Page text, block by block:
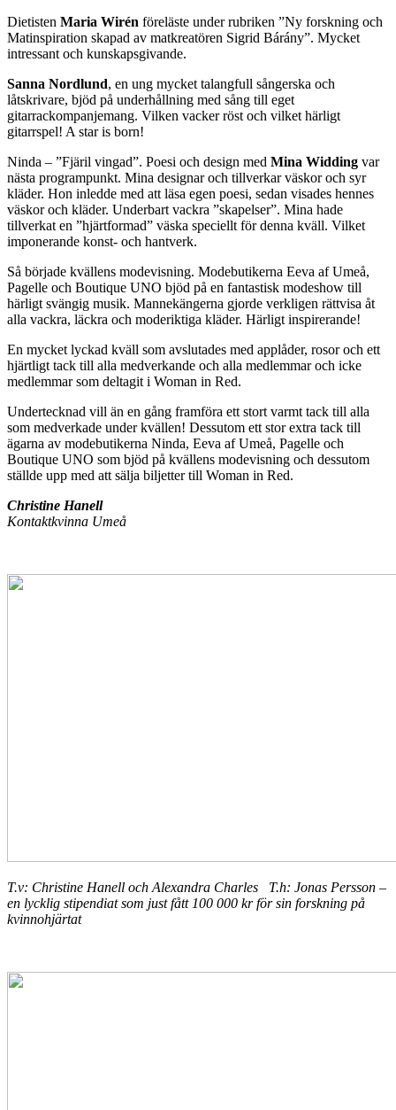
Dietisten Maria Wirén föreläste under rubriken ”Ny forskning och
Matinspiration skapad av matkreatören Sigrid Bárány”. Mycket
intressant och kunskapsgivande.
Sanna Nordlund, en ung mycket talangfull sångerska och
låtskrivare, bjöd på underhållning med sång till eget
gitarrackompanjemang. Vilken vacker röst och vilket härligt
gitarrspel! A star is born!
Ninda – ”Fjäril vingad”. Poesi och design med Mina Widding var
nästa programpunkt. Mina designar och tillverkar väskor och syr
kläder. Hon inledde med att läsa egen poesi, sedan visades hennes
väskor och kläder. Underbart vackra ”skapelser”. Mina hade
tillverkat en ”hjärtformad” väska speciellt för denna kväll. Vilket
imponerande konst- och hantverk.
Så började kvällens modevisning. Modebutikerna Eeva af Umeå,
Pagelle och Boutique UNO bjöd på en fantastisk modeshow till
härligt svängig musik. Mannekängerna gjorde verkligen rättvisa åt
alla vackra, läckra och moderiktiga kläder. Härligt inspirerande!
En mycket lyckad kväll som avslutades med applåder, rosor och ett
hjärtligt tack till alla medverkande och alla medlemmar och icke
medlemmar som deltagit i Woman in Red.
Undertecknad vill än en gång framföra ett stort varmt tack till alla
som medverkade under kvällen! Dessutom ett stor extra tack till
ägarna av modebutikerna Ninda, Eeva af Umeå, Pagelle och
Boutique UNO som bjöd på kvällens modevisning och dessutom
ställde upp med att sälja biljetter till Woman in Red.
Christine Hanell
Kontaktkvinna Umeå
T.v: Christine Hanell och Alexandra Charles T.h: Jonas Persson –
en lycklig stipendiat som just fått 100 000 kr för sin forskning på
kvinnohjärtat